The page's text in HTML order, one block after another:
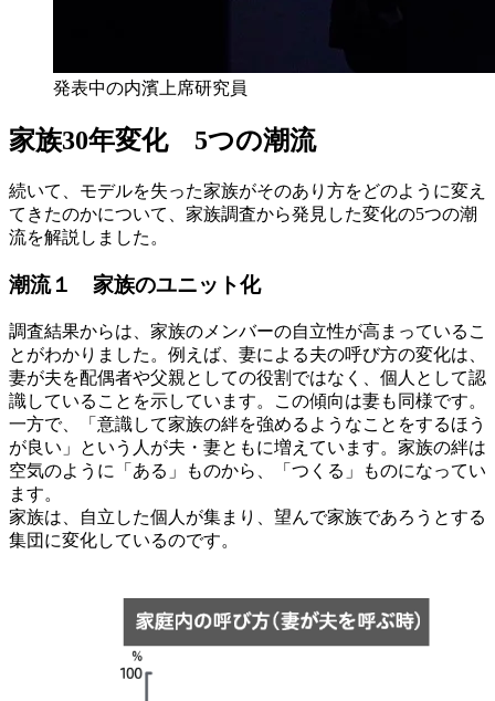
発表中の内濱上席研究員
家族30年変化 5つの潮流
続いて、モデルを失った家族がそのあり方をどのように変え
てきたのかについて、家族調査から発見した変化の5つの潮
流を解説しました。
潮流１ 家族のユニット化
調査結果からは、家族のメンバーの自立性が高まっているこ
とがわかりました。例えば、妻による夫の呼び方の変化は、
妻が夫を配偶者や父親としての役割ではなく、個人として認
識していることを示しています。この傾向は妻も同様です。
一方で、「意識して家族の絆を強めるようなことをするほう
が良い」という人が夫・妻ともに増えています。家族の絆は
空気のように「ある」ものから、「つくる」ものになってい
ます。
家族は、自立した個人が集まり、望んで家族であろうとする
集団に変化しているのです。